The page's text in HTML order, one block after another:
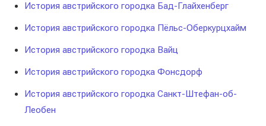
История австрийского городка Бад-Глайхенберг
История австрийского городка Пёльс-Оберкурцхайм
История австрийского городка Вайц
История австрийского городка Фонсдорф
История австрийского городка Санкт-Штефан-об-
Леобен